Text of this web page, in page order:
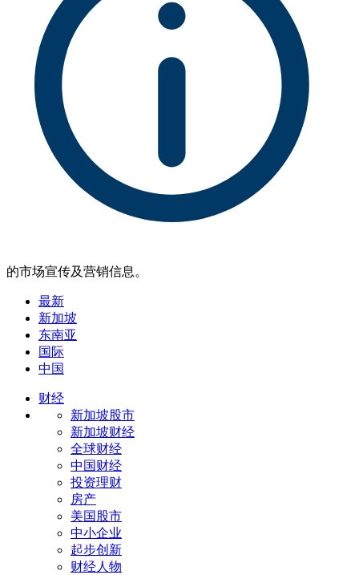
的市场宣传及营销信息。
最新
新加坡
东南亚
国际
中国
财经
新加坡股市
新加坡财经
全球财经
中国财经
投资理财
房产
美国股市
中小企业
起步创新
财经人物